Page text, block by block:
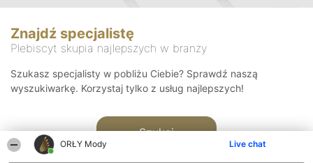
ORŁY Mody Live chat
Znajdź specjalistę
Plebiscyt skupia najlepszych w branży
Szukasz specjalisty w pobliżu Ciebie? Sprawdź naszą
wyszukiwarkę. Korzystaj tylko z usług najlepszych!
Szukaj